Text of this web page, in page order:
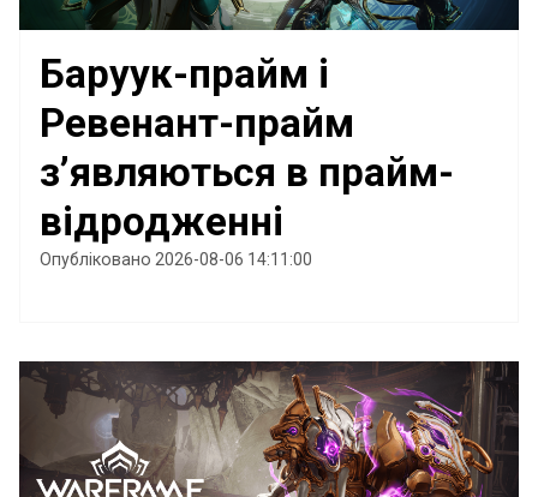
Баруук-прайм і
Ревенант-прайм
з’являються в прайм-
відродженні
Опубліковано 2026-08-06 14:11:00